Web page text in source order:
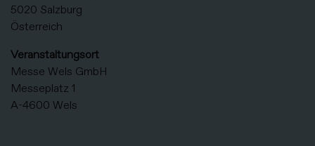
5020 Salzburg
Österreich
Veranstaltungsort
Messe Wels GmbH
Messeplatz 1
A-4600 Wels